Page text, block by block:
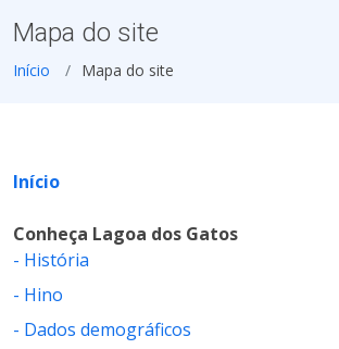
Mapa do site
Início Mapa do site
Início
Conheça Lagoa dos Gatos
- História
- Hino
- Dados demográficos